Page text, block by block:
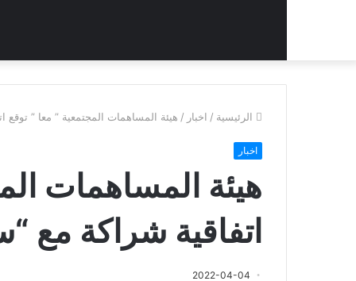
الرئيسية / اخبار / هيئة المساهمات المجتمعية ” معا ” توقع
اخبار
هيئة المساهمات
اتفاقية شراكة مع
2022-04-04